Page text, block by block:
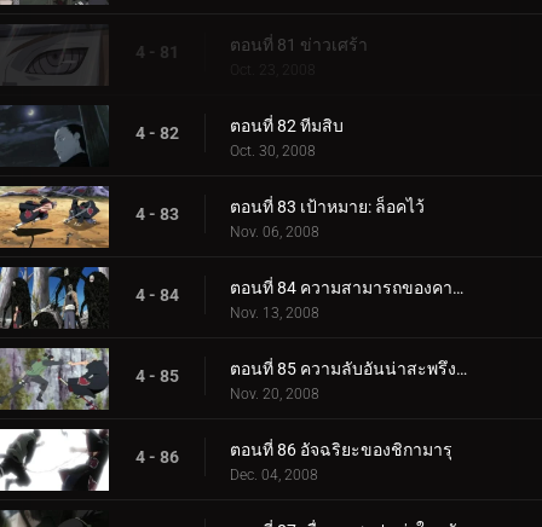
4 - 81 ตอนที่ 81 ข่าวเศร้า
Oct. 23, 2008
4 - 82 ตอนที่ 82 ทีมสิบ
Oct. 30, 2008
4 - 83 ตอนที่ 83 เป้าหมาย: ล็อคไว้
Nov. 06, 2008
4 - 84 ตอนที่ 84 ความสามารถของคาคุซึ
Nov. 13, 2008
4 - 85 ตอนที่ 85 ความลับอันน่าสะพรึงกลัว
Nov. 20, 2008
4 - 86 ตอนที่ 86 อัจฉริยะของชิกามารุ
Dec. 04, 2008